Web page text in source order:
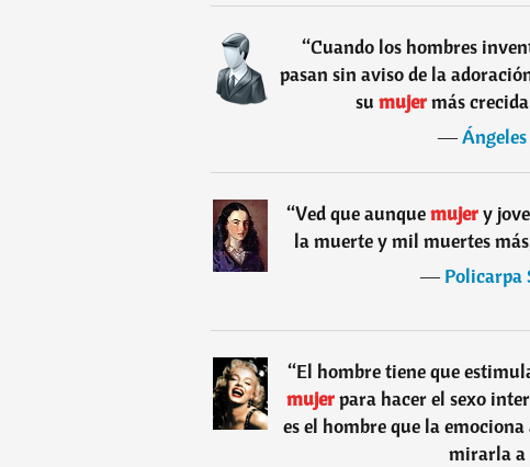
“Cuando los hombres
pasan sin aviso de la
su mujermás
―
“Ved que aunquemujery
la muerte y mil muertes
―Policarpa
“El hombre tiene que
mujerpara hacer el sexo
es el hombre que la
mirarla a